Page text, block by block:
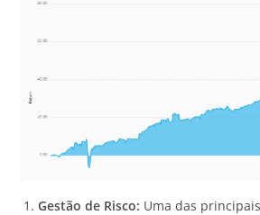
Gestão de Risco: Uma das